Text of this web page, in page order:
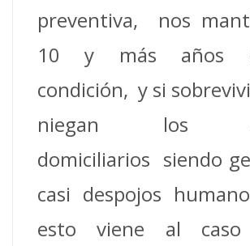
preventiva, nos
10 y más años
condición, y si
niegan los
domiciliarios siendo
casi despojos
esto viene al caso